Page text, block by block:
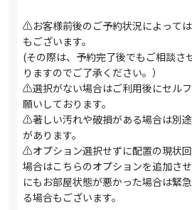
⚠️お客様前後のご予約状況によって
もございます。
(その際は、予約完了後でもご相談さ
りますのでご了承ください。）
⚠️選択がない場合はご利用後にセル
願いしております。
⚠️著しい汚れや破損がある場合は別
があります。
⚠️オプション選択せずに配置の現状
場合はこちらのオプションを追加さ
にもお部屋状態が悪かった場合は緊
る場合もございます。